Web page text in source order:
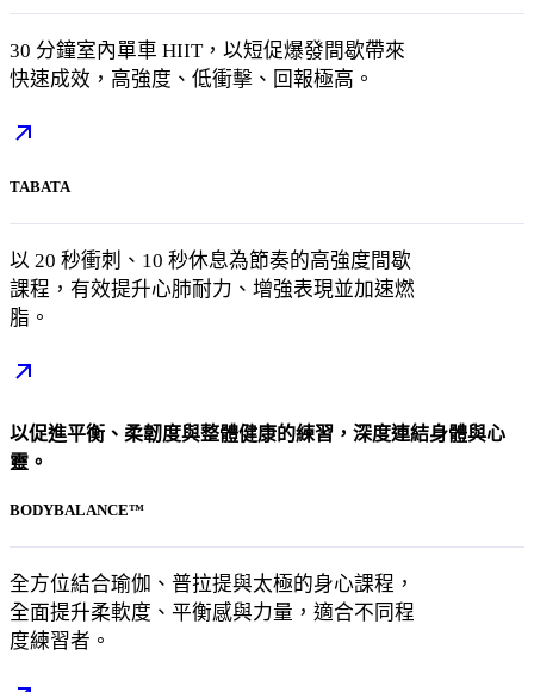
30 分鐘室內單車 HIIT，以短促爆發間歇帶來
快速成效，高強度、低衝擊、回報極高。
TABATA
以 20 秒衝刺、10 秒休息為節奏的高強度間歇
課程，有效提升心肺耐力、增強表現並加速燃
脂。
以促進平衡、柔韌度與整體健康的練習，深度連結身體與心
靈。
BODYBALANCE™
全方位結合瑜伽、普拉提與太極的身心課程，
全面提升柔軟度、平衡感與力量，適合不同程
度練習者。